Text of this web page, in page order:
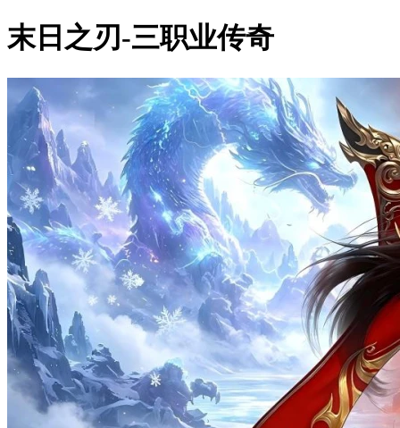
末日之刃-三职业传奇